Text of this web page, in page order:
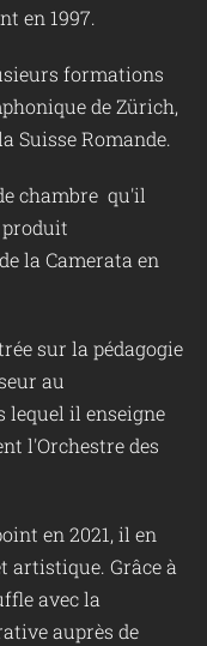
en 1997.
formations
de Zürich,
Suisse Romande.
chambre qu'il
la Camerata en
sur la pédagogie
au
lequel il enseigne
l'Orchestre des
en 2021, il en
artistique. Grâce à
avec la
auprès de